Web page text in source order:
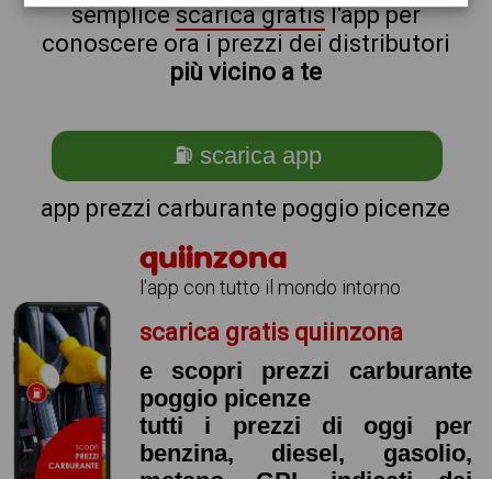
semplicescarica gratisl'app per
conoscere ora i prezzi dei distributori
più vicino a te
⛽ scarica app
app prezzi carburante poggio picenze
quiinzona
l'app con tutto il mondo intorno
scarica gratis quiinzona
e scopri prezzi carburante
poggio picenze
tutti i prezzi di oggi per
benzina, diesel, gasolio,